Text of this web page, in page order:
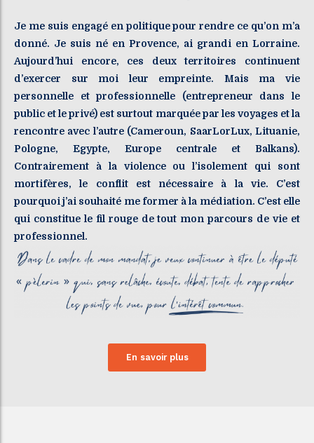
Je me suis engagé en politique pour rendre ce qu’on m’a
donné. Je suis né en Provence, ai grandi en Lorraine.
Aujourd’hui encore, ces deux territoires continuent
d’exercer sur moi leur empreinte. Mais ma vie
personnelle et professionnelle (entrepreneur dans le
public et le privé) est surtout marquée par les voyages et la
rencontre avec l’autre (Cameroun, SaarLorLux, Lituanie,
Pologne, Egypte, Europe centrale et Balkans).
Contrairement à la violence ou l’isolement qui sont
mortifères, le conflit est nécessaire à la vie. C’est
pourquoi j’ai souhaité me former à la médiation. C’est elle
qui constitue le fil rouge de tout mon parcours de vie et
professionnel.
En savoir plus